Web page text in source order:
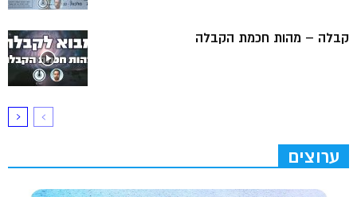
קבלה – מהות חכמת הקבלה
ערוצים